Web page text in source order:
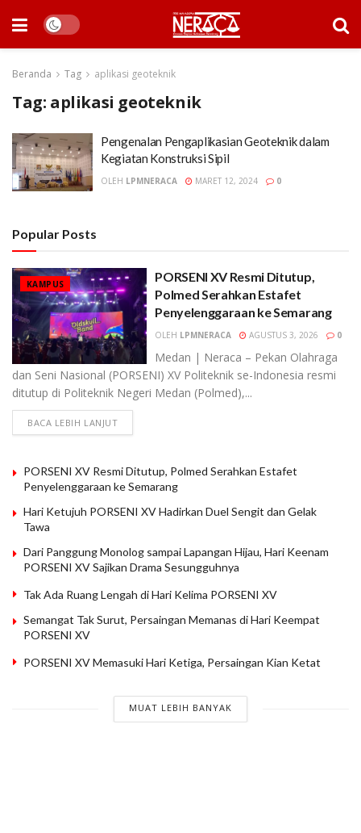
Beranda Tag aplikasi geoteknik
Tag: aplikasi geoteknik
Pengenalan Pengaplikasian Geoteknik dalam
Kegiatan Konstruksi Sipil
OLEH LPMNERACA MARET 12, 2024 0
Popular Posts
KAMPUS
PORSENI XV Resmi Ditutup,
Polmed Serahkan Estafet
Penyelenggaraan ke Semarang
OLEH LPMNERACA AGUSTUS 3, 2026 0
Medan | Neraca – Pekan Olahraga
dan Seni Nasional (PORSENI) XV Politeknik se-Indonesia resmi
ditutup di Politeknik Negeri Medan (Polmed),...
BACA LEBIH LANJUT
PORSENI XV Resmi Ditutup, Polmed Serahkan Estafet
Penyelenggaraan ke Semarang
Hari Ketujuh PORSENI XV Hadirkan Duel Sengit dan Gelak
Tawa
Dari Panggung Monolog sampai Lapangan Hijau, Hari Keenam
PORSENI XV Sajikan Drama Sesungguhnya
Tak Ada Ruang Lengah di Hari Kelima PORSENI XV
Semangat Tak Surut, Persaingan Memanas di Hari Keempat
PORSENI XV
PORSENI XV Memasuki Hari Ketiga, Persaingan Kian Ketat
MUAT LEBIH BANYAK